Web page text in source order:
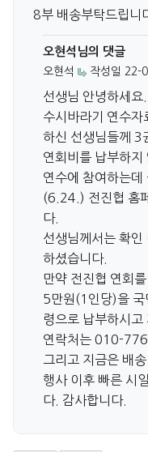
8부 배송부탁드립니
오현석님의 댓글
오현석 작성일 22-
선생님 안녕하세요
수시바라기 연수
하신 선생님들께 3
연회비를 납부하지
연수에 참여하는데
(6.24.) 전진협 홈
다.
선생님께서는 확인
하셨습니다.
만약 전진협 연회
5만원(1인당)을
령으로 납부하시고
연락처는 010-
그리고 지금은 배
행사 이후 빠른 시
다. 감사합니다.